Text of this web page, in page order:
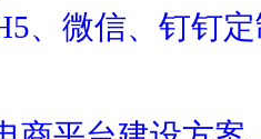
、微信、钉钉